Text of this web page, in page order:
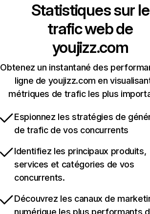
Statistiques sur le
trafic web de
youjizz.com
Obtenez un instantané des
ligne de youjizz.com en
métriques de trafic les plus
Espionnez les stratégies de
de trafic de vos concurrents
Identifiez les principaux produits,
services et catégories de vos
concurrents.
Découvrez les canaux de
numérique les plus performants